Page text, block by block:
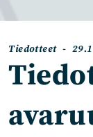
Artikkelin
kategoria:
Tiedotteet